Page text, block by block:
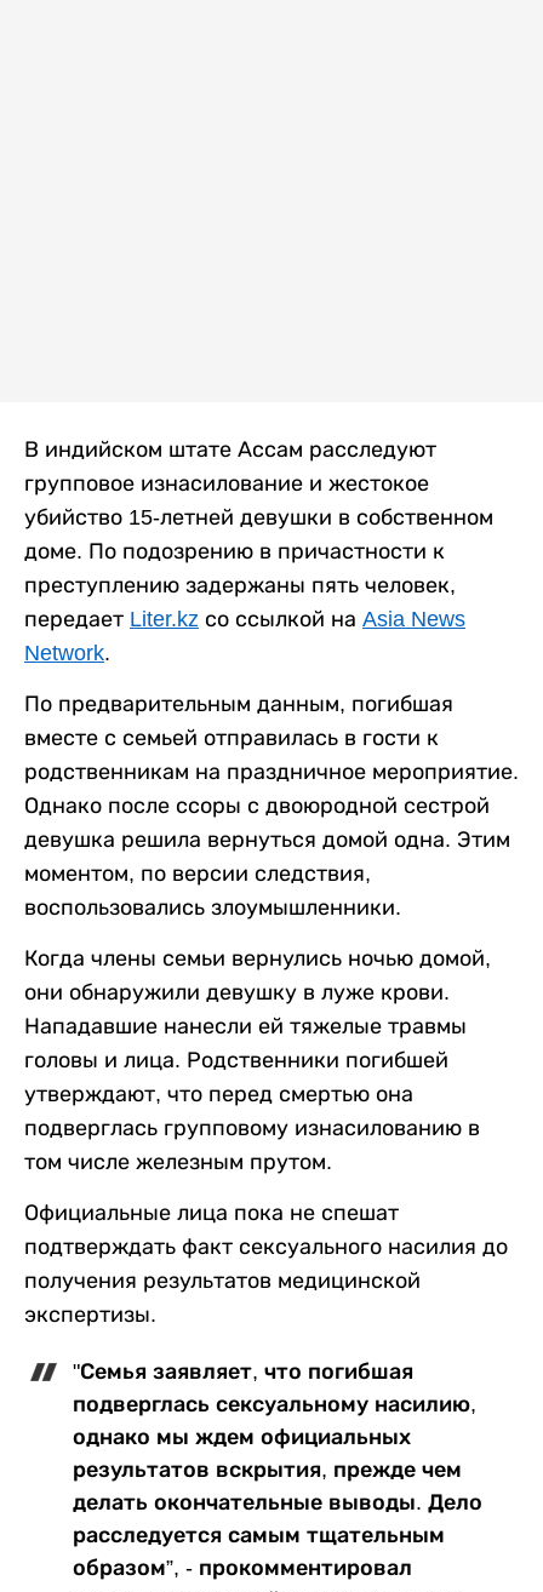
В индийском штате Ассам расследуют
групповое изнасилование и жестокое
убийство 15-летней девушки в собственном
доме. По подозрению в причастности к
преступлению задержаны пять человек,
передает Liter.kz со ссылкой на Asia News
Network.
По предварительным данным, погибшая
вместе с семьей отправилась в гости к
родственникам на праздничное мероприятие.
Однако после ссоры с двоюродной сестрой
девушка решила вернуться домой одна. Этим
моментом, по версии следствия,
воспользовались злоумышленники.
Когда члены семьи вернулись ночью домой,
они обнаружили девушку в луже крови.
Нападавшие нанесли ей тяжелые травмы
головы и лица. Родственники погибшей
утверждают, что перед смертью она
подверглась групповому изнасилованию в
том числе железным прутом.
Официальные лица пока не спешат
подтверждать факт сексуального насилия до
получения результатов медицинской
экспертизы.
"Семья заявляет, что погибшая
подверглась сексуальному насилию,
однако мы ждем официальных
результатов вскрытия, прежде чем
делать окончательные выводы. Дело
расследуется самым тщательным
образом”, - прокомментировал